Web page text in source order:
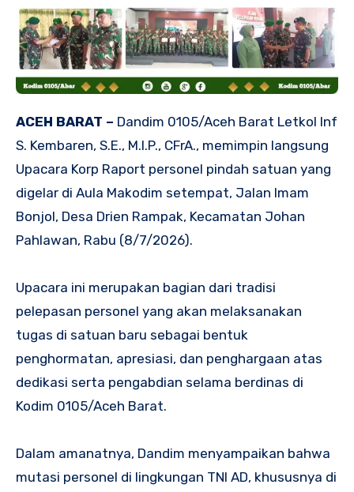
ACEH BARAT – Dandim 0105/Aceh Barat Letkol Inf
S. Kembaren, S.E., M.I.P., CFrA., memimpin langsung
Upacara Korp Raport personel pindah satuan yang
digelar di Aula Makodim setempat, Jalan Imam
Bonjol, Desa Drien Rampak, Kecamatan Johan
Pahlawan, Rabu (8/7/2026).
Upacara ini merupakan bagian dari tradisi
pelepasan personel yang akan melaksanakan
tugas di satuan baru sebagai bentuk
penghormatan, apresiasi, dan penghargaan atas
dedikasi serta pengabdian selama berdinas di
Kodim 0105/Aceh Barat.
Dalam amanatnya, Dandim menyampaikan bahwa
mutasi personel di lingkungan TNI AD, khususnya di